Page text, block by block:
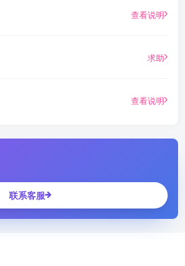
查看说明
求助
查看说明
联系客服